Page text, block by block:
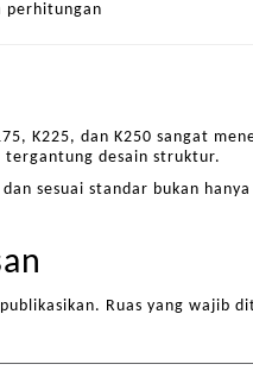
perhitungan
K225, dan K250 sangat
tergantung desain struktur.
sesuai standar bukan
Ruas yang wajib